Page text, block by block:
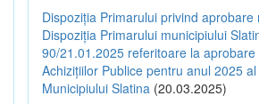
Dispoziția Primarului privind aprobare
Dispoziția Primarului municipiului
90/21.01.2025 referitoare la
Achizițiilor Publice pentru anul 2025
Municipiului Slatina (20.03.2025)